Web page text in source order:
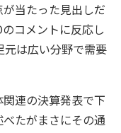
当たった見出しだ
コメントに反応し
元は広い分野で需要
連の決算発表で下
たがまさにその通